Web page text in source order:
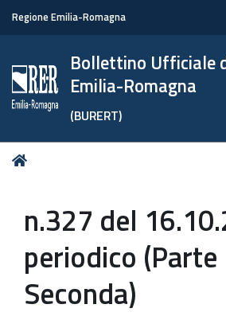
Regione Emilia-Romagna
Bollettino Ufficiale
Emilia-Romagna
(BURERT)
Tu
n.327 del
periodico (Parte
Seconda)